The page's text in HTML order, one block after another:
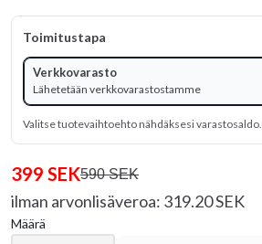
Toimitustapa
Verkkovarasto
Lähetetään verkkovarastostamme
Valitse tuotevaihtoehto nähdäksesi varastosaldo.
399 SEK590 SEK
ilman arvonlisäveroa: 319.20 SEK
Määrä